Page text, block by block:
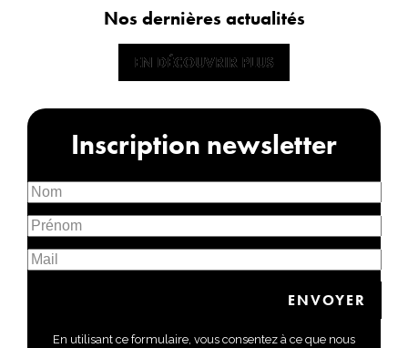
Nos dernières actualités
EN DÉCOUVRIR PLUS
EN DÉCOUVRIR PLUS
Inscription newsletter
En utilisant ce formulaire, vous consentez à ce que nous